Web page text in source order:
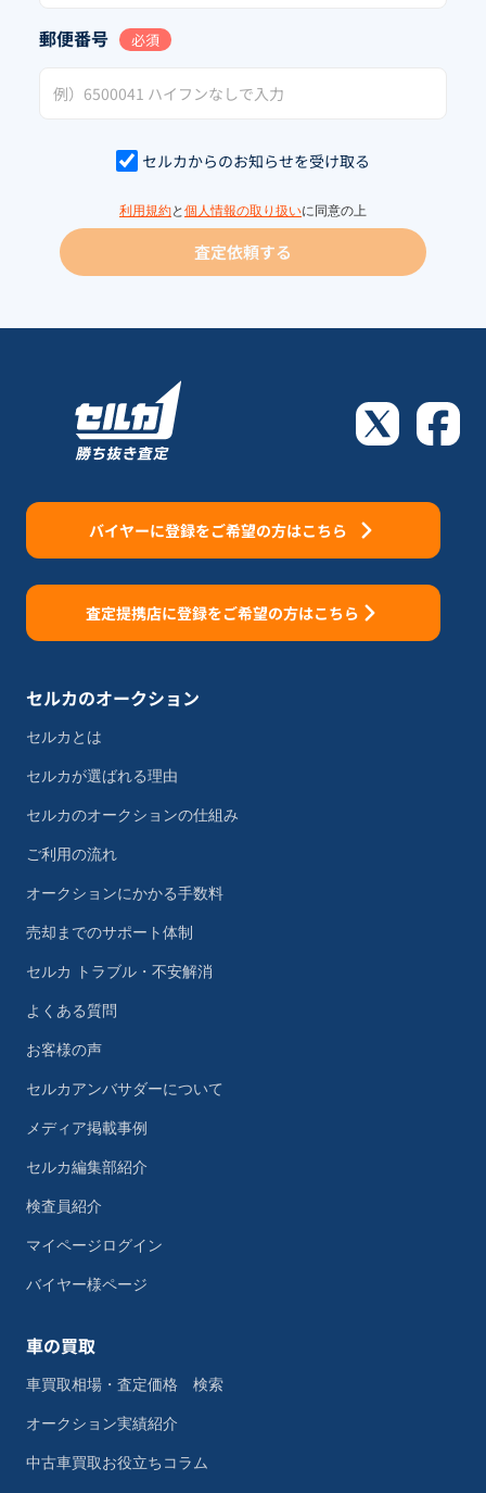
郵便番号 必須
セルカからのお知らせを受け取る
利用規約と 個人情報の取り扱いに同意の上
査定依頼する
バイヤーに登録をご希望の方はこちら
査定提携店に登録をご希望の方はこちら
セルカのオークション
セルカとは
セルカが選ばれる理由
セルカのオークションの仕組み
ご利用の流れ
オークションにかかる手数料
売却までのサポート体制
セルカ トラブル・不安解消
よくある質問
お客様の声
セルカアンバサダーについて
メディア掲載事例
セルカ編集部紹介
検査員紹介
マイページログイン
バイヤー様ページ
車の買取
車買取相場・査定価格 検索
オークション実績紹介
中古車買取お役立ちコラム